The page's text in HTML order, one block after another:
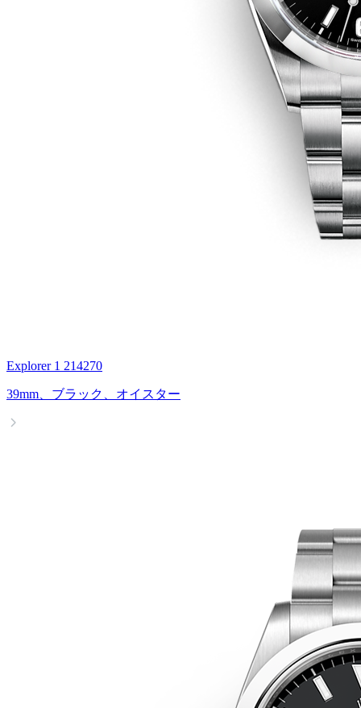
Explorer 1 214270
39mm、ブラック、オイスター